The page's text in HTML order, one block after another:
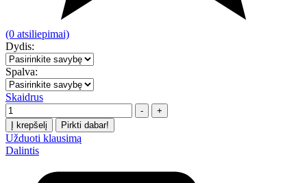
(0 atsiliepimai)
Dydis:
Spalva:
Skaidrus
Kiekis
-
+
Į krepšelį
Pirkti dabar!
Užduoti klausimą
Dalintis